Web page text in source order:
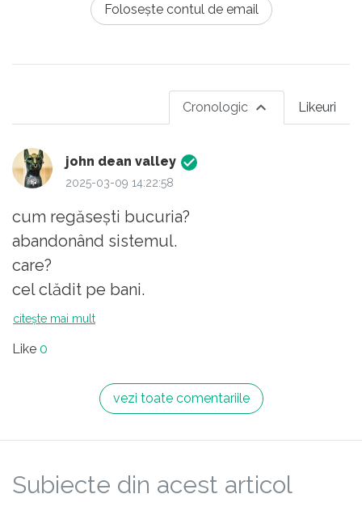
Folosește contul de email
Likeuri
Cronologic
john dean valley
2025-03-09 14:22:58
cum regăsești bucuria?
abandonând sistemul.
care?
cel clădit pe bani.
citește mai mult
Like 0
vezi toate comentariile
Subiecte din acest articol